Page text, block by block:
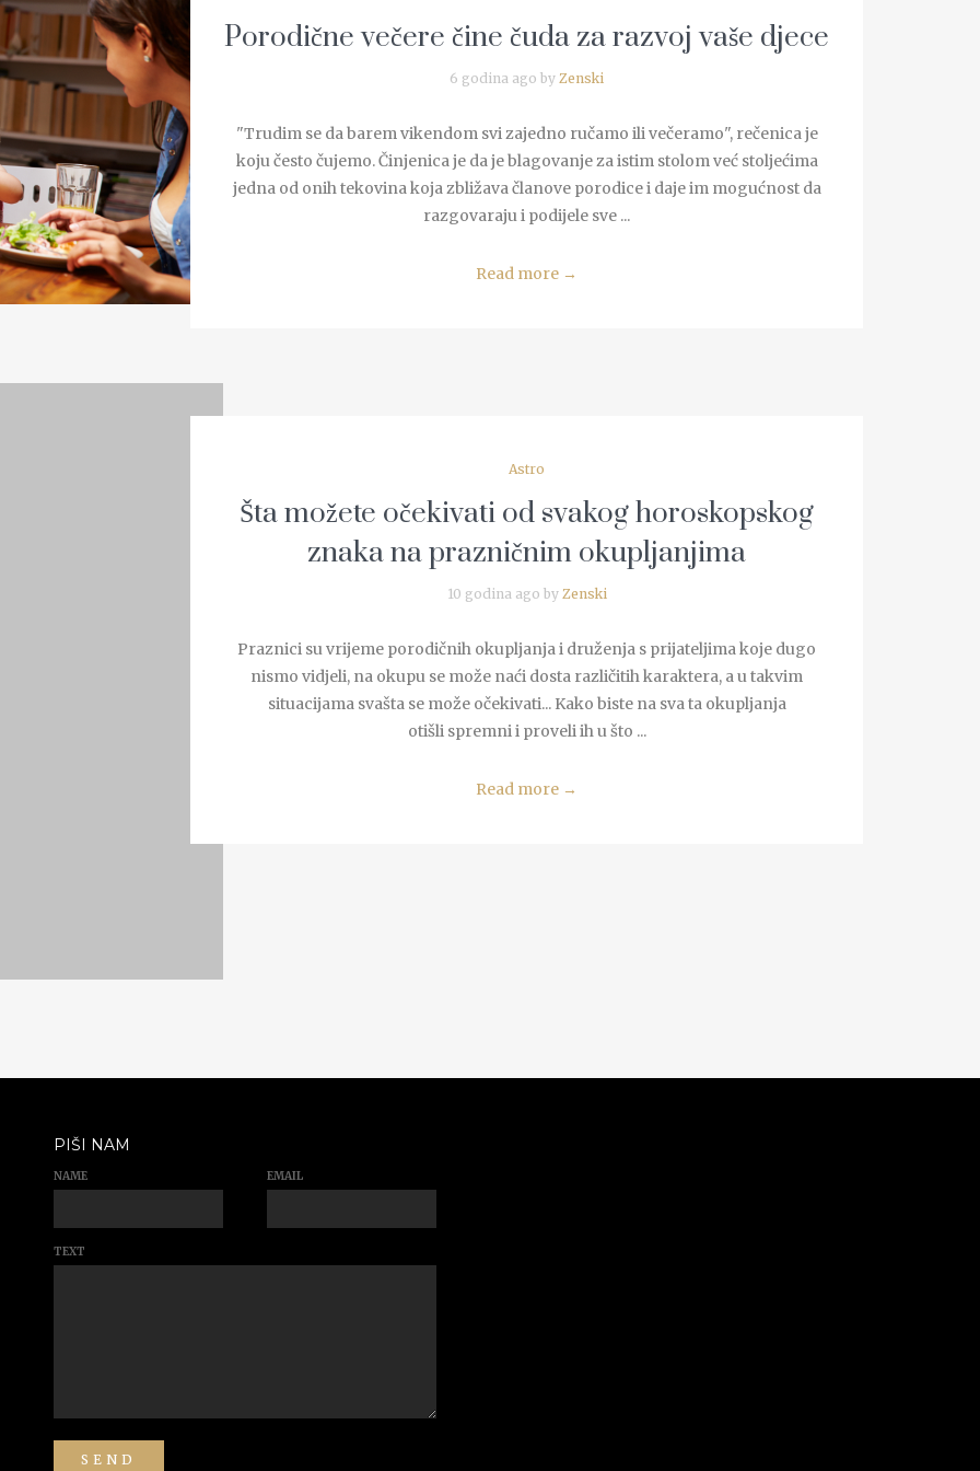
Porodične večere čine čuda za razvoj vaše djece
6 godina ago by Zenski
"Trudim se da barem vikendom svi zajedno ručamo ili večeramo", rečenica je
koju često čujemo. Činjenica je da je blagovanje za istim stolom već stoljećima
jedna od onih tekovina koja zbližava članove porodice i daje im mogućnost da
razgovaraju i podijele sve ...
Read more →
Astro
Šta možete očekivati od svakog horoskopskog
znaka na prazničnim okupljanjima
10 godina ago by Zenski
Praznici su vrijeme porodičnih okupljanja i druženja s prijateljima koje dugo
nismo vidjeli, na okupu se može naći dosta različitih karaktera, a u takvim
situacijama svašta se može očekivati... Kako biste na sva ta okupljanja
otišli spremni i proveli ih u što ...
Read more →
PIŠI NAM
NAME EMAIL
TEXT